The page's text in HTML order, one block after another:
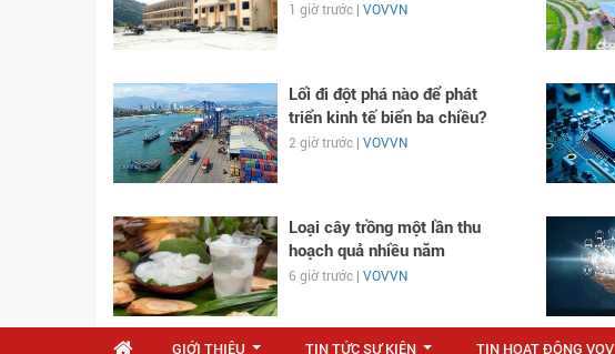
1 giờ trước | VOVVN
Lối đi đột phá nào để phát
triển kinh tế biển ba chiều?
2 giờ trước | VOVVN
Loại cây trồng một lần thu
hoạch quả nhiều năm
6 giờ trước | VOVVN
GIỚI THIỆU TIN TỨC SỰ KIỆN TIN HOẠT ĐỘNG VOV